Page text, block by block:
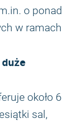
o ponad
w ramach
około 6
sal,